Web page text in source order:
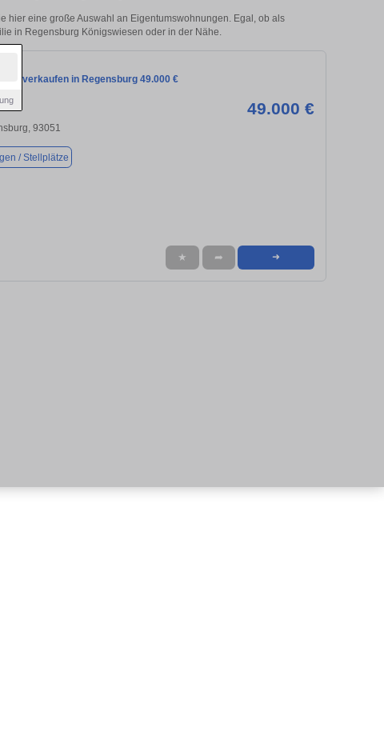
hier eine große Auswahl an Eigentumswohnungen. Egal, ob als
in Regensburg Königswiesen oder in der Nähe.
zu verkaufen in Regensburg 49.000 €
49.000 €
93051
/ Stellplätze
★ ➦ ➜